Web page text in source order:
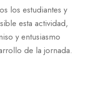
los estudiantes y
esta actividad,
y entusiasmo
de la jornada.